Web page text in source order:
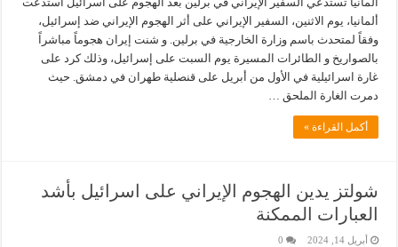
ألمانيا، يوم الاثنين، السفير الإيراني على أثر الهجوم الإيراني ضد إسرائيل،
وفقاً لمتحدث باسم وزارة الخارجية في برلين. و شنت إيران هجوماً مباشراً
بالصواريخ و الطائرات المسيرة يوم السبت على إسرائيل، وذلك كرد على
غارة اسرائيلية في الأول من أبريل على قنصلية طهران في دمشق. حيث
دمرت الغارة الملحق …
أكمل القراءة »
شولتز يدين الهجوم الإيراني على اسرائيل بأشد
العبارات الممكنة
أبريل 14, 2024 0